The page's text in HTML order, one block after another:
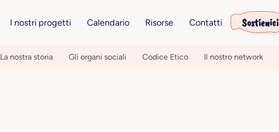
I nostri progetti Calendario Risorse Contatti Sostienici
La nostra storia Gli organi sociali Codice Etico Il nostro network